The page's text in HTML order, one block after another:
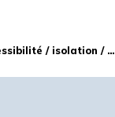
/ isolation / …